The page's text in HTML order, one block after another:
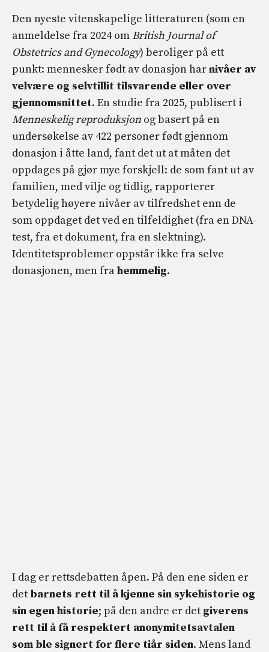
Den nyeste vitenskapelige litteraturen (som en
anmeldelse fra 2024 om British Journal of
Obstetrics and Gynecology) beroliger på ett
punkt: mennesker født av donasjon harnivåer av
velvære og selvtillit tilsvarende eller over
gjennomsnittet. En studie fra 2025, publisert i
Menneskelig reproduksjon og basert på en
undersøkelse av 422 personer født gjennom
donasjon i åtte land, fant det ut at måten det
oppdages på gjør mye forskjell: de som fant ut av
familien, med vilje og tidlig, rapporterer
betydelig høyere nivåer av tilfredshet enn de
som oppdaget det ved en tilfeldighet (fra en DNA-
test, fra et dokument, fra en slektning).
Identitetsproblemer oppstår ikke fra selve
donasjonen, men frahemmelig.
I dag er rettsdebatten åpen. På den ene siden er
det barnets rett til å kjenne sin sykehistorie og
sin egen historie; på den andre er det giverens
rett til å få respektert anonymitetsavtalen
som ble signert for flere tiår siden. Mens land